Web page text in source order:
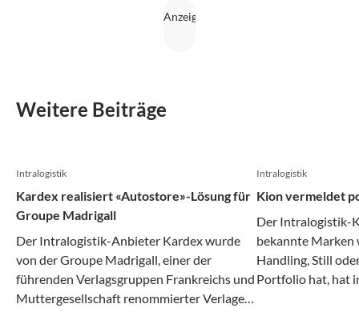
leicht das Allzeit-Hoch des Vorjahres. Das Ergebnis
Weitere Beiträge
Intralogistik
Kardex realisiert «Autostore»-Lösung für
Groupe Madrigall
Der Intralogistik-Anbieter Kardex wurde
von der Groupe Madrigall, einer der
führenden Verlagsgruppen Frankreichs und
Muttergesellschaft renommierter Verlage
Intralogistik
Kion vermeldet
Der Intralogistik-
bekannte Marken
Handling, Still
Portfolio hat, hat